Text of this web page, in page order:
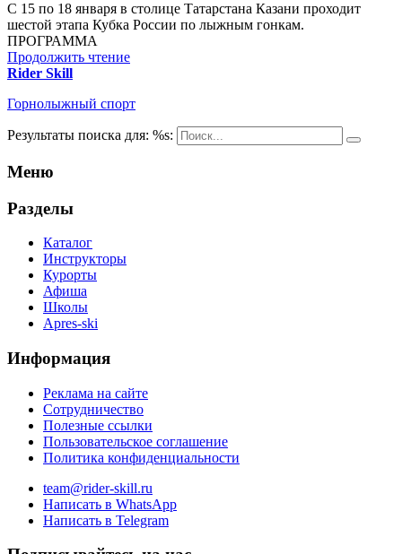
С 15 по 18 января в столице Татарстана Казани проходит
шестой этапа Кубка России по лыжным гонкам.
ПРОГРАММА
Продолжить чтение
Rider Skill
Горнолыжный спорт
Результаты поиска для: %s:
Меню
Разделы
Каталог
Инструкторы
Курорты
Афиша
Школы
Apres-ski
Информация
Реклама на сайте
Сотрудничество
Полезные ссылки
Пользовательское соглашение
Политика конфиденциальности
team@rider-skill.ru
Написать в WhatsApp
Написать в Telegram